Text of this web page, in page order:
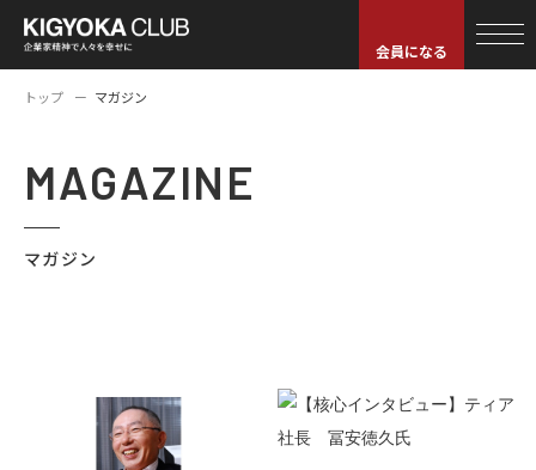
会員になる
トップ マガジン
MAGAZINE
マガジン